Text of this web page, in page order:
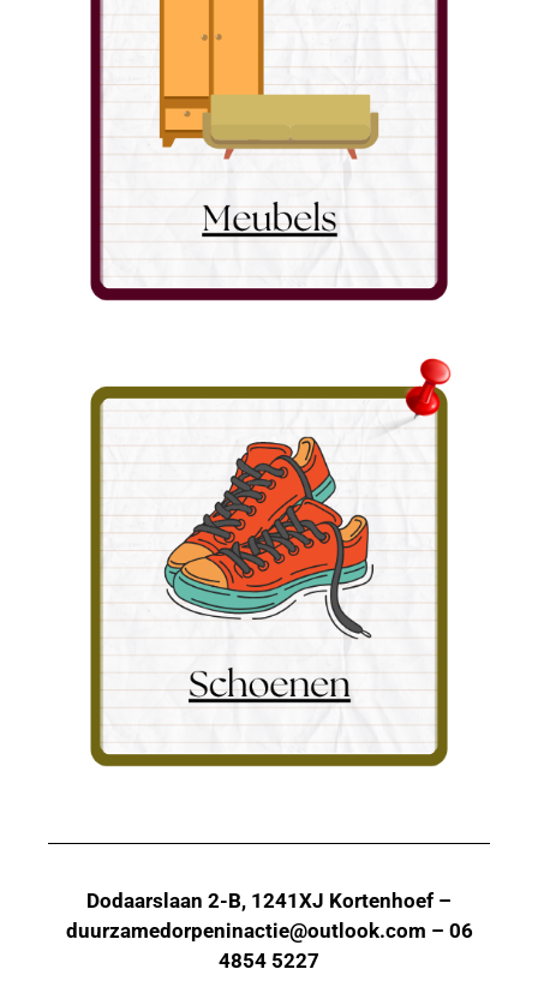
Dodaarslaan 2-B, 1241XJ Kortenhoef –
duurzamedorpeninactie@outlook.com – 06
4854 5227